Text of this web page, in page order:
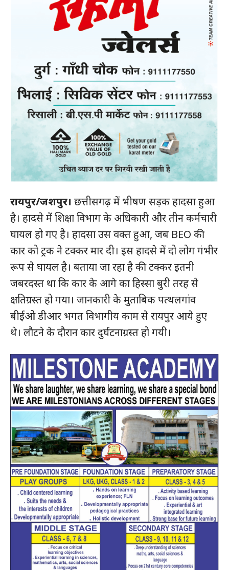
रायपुर/जशपुर। छत्तीसगढ़ में भीषण सड़क हादसा हुआ
है। हादसे में शिक्षा विभाग के अधिकारी और तीन कर्मचारी
घायल हो गए है। हादसा उस वक्त हुआ, जब BEO की
कार को ट्रक ने टक्कर मार दी। इस हादसे में दो लोग गंभीर
रूप से घायल है। बताया जा रहा है की टक्कर इतनी
जबरदस्त था कि कार के आगे का हिस्सा बुरी तरह से
क्षतिग्रस्त हो गया। जानकारी के मुताबिक पत्थलगांव
बीईओ डीआर भगत विभागीय काम से रायपुर आये हुए
थे। लौटने के दौरान कार दुर्घटनाग्रस्त हो गयी।